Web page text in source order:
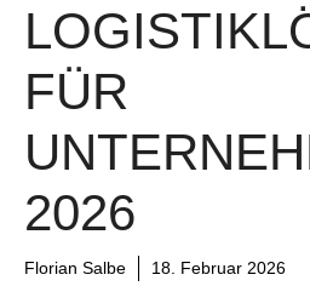
FÜR
2026
Florian Salbe 18. Februar 2026